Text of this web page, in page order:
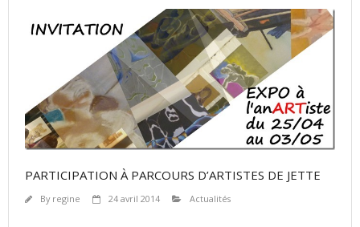
PARTICIPATION À PARCOURS D’ARTISTES DE JETTE
By regine 24 avril 2014 Actualités